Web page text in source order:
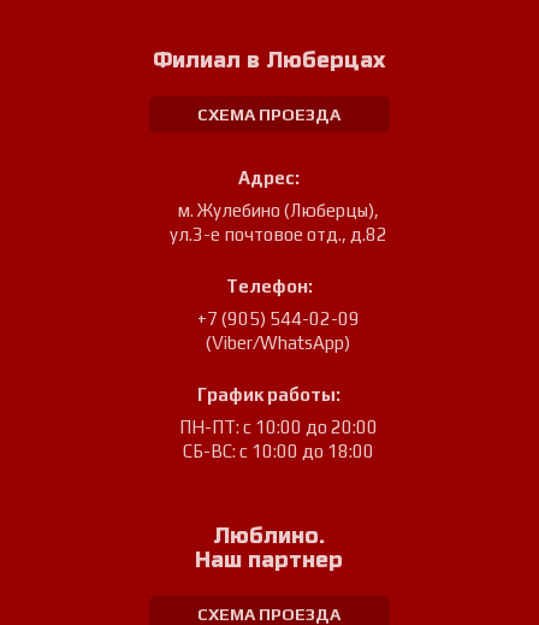
Филиал в Люберцах
СХЕМА ПРОЕЗДА
Адрес:
м. Жулебино (Люберцы),
ул.3-е почтовое отд., д.82
Телефон:
+7 (905) 544-02-09
(Viber/WhatsApp)
График работы:
ПН-ПТ: с 10:00 до 20:00
СБ-ВС: с 10:00 до 18:00
Люблино.
Наш партнер
СХЕМА ПРОЕЗДА